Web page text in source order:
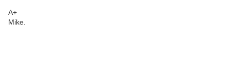
A+
Mike.